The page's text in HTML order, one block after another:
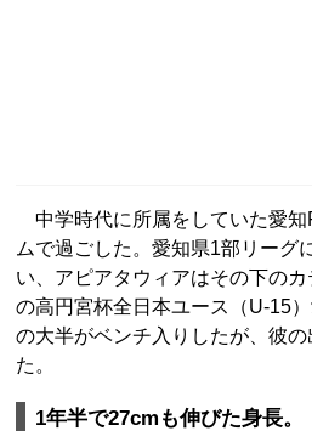
中学時代に所属をしていた愛知
ムで過ごした。愛知県1部リーグ
い、アピアタウィアはその下の
の高円宮杯全日本ユース（U-15
の大半がベンチ入りしたが、彼
た。
1年半で27cmも伸びた身長。